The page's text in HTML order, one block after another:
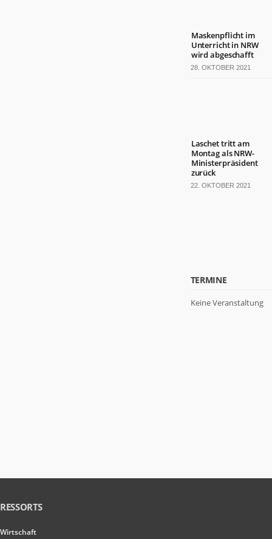
Maskenpflicht im
Unterricht in NRW
wird abgeschafft
28. OKTOBER 2021
Laschet tritt am
Montag als NRW-
Ministerpräsident
zurück
22. OKTOBER 2021
TERMINE
Keine Veranstaltung
RESSORTS
Wirtschaft